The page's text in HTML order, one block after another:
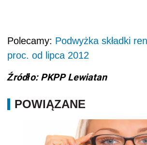
Polecamy: Podwyżka składki
proc. od lipca 2012
Źródło: PKPP Lewiatan
POWIĄZANE